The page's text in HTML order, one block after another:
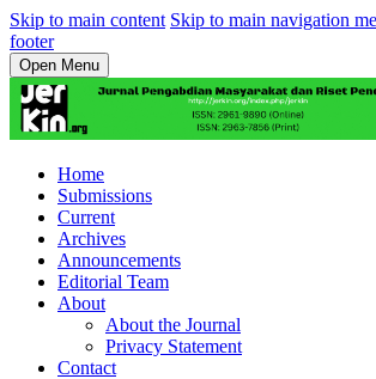
Skip to main content Skip to main navigation
footer
Open Menu
Home
Submissions
Current
Archives
Announcements
Editorial Team
About
About the Journal
Privacy Statement
Contact